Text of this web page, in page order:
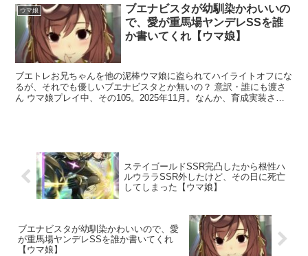
ウマ娘
ブエナビスタが幼馴染かわいいの
で、愛が重馬場ヤンデレSSを誰
か書いてくれ【ウマ娘】
ブエトレお兄ちゃんを他の泥棒ウマ娘に盗られてハイライトオフにな
るが、それでも優しいブエナビスタとか無いの？ 意訳・誰にも渡さ
ん ウマ娘プレイ中、その105。2025年11月。なんか、育成実装され
ステイゴールドSSR完凸したから根性ハ
ルウララSSR外したけど、その日に死亡
してしまった【ウマ娘】
ブエナビスタが幼馴染かわいいので、愛
が重馬場ヤンデレSSを誰か書いてくれ
【ウマ娘】